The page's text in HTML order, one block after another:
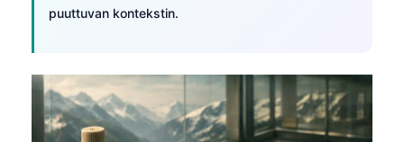
puuttuvan kontekstin.
Bosanski
Azərbaycan dili
Eesti
Čeština